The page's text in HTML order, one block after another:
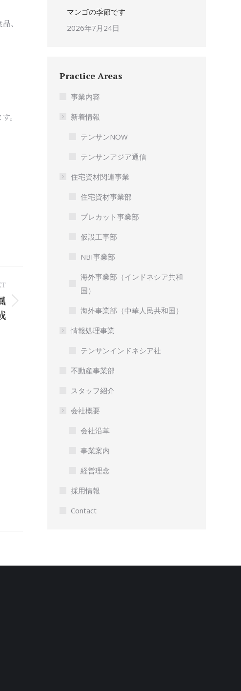
、
。
マンゴの季節です
2026年7月24日
Practice Areas
事業内容
新着情報
テンサンNOW
テンサンアジア通信
住宅資材関連事業
住宅資材事業部
プレカット事業部
仮設工事部
NBI事業部
海外事業部（インドネシア共和
国）
海外事業部（中華人民共和国）
情報処理事業
テンサンインドネシア社
不動産事業部
スタッフ紹介
会社概要
会社沿革
事業案内
経営理念
採用情報
Contact